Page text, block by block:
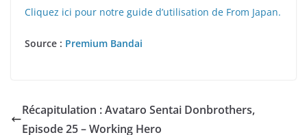
Cliquez ici pour notre guide d’utilisation de From Japan.
Source : Premium Bandai
Récapitulation : Avataro Sentai Donbrothers,
Episode 25 – Working Hero